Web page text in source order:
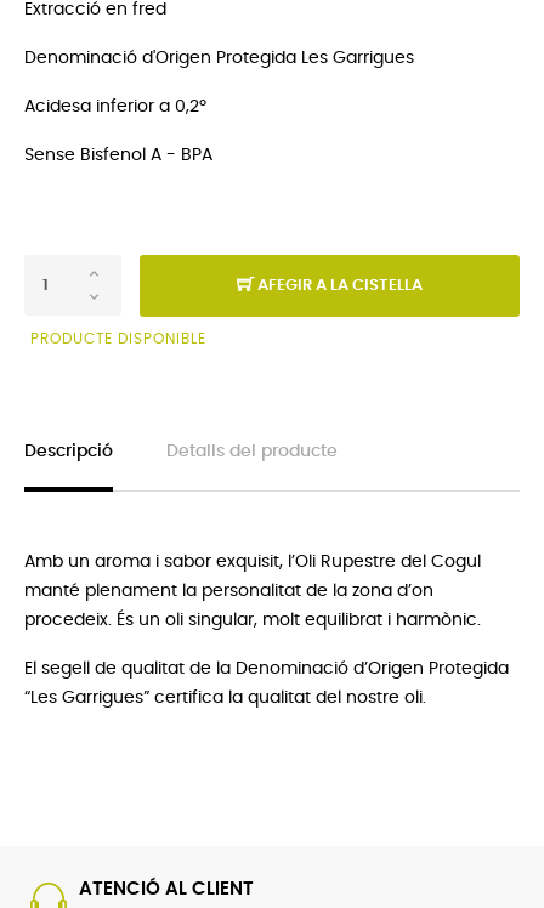
Extracció en fred
Denominació d'Origen Protegida Les Garrigues
Acidesa inferior a 0,2º
Sense Bisfenol A - BPA
AFEGIR A LA CISTELLA
PRODUCTE DISPONIBLE
Descripció Detalls del producte
Amb un aroma i sabor exquisit, l’Oli Rupestre del Cogul
manté plenament la personalitat de la zona d’on
procedeix. És un oli singular, molt equilibrat i harmònic.
El segell de qualitat de la Denominació d’Origen Protegida
“Les Garrigues” certifica la qualitat del nostre oli.
ATENCIÓ AL CLIENT